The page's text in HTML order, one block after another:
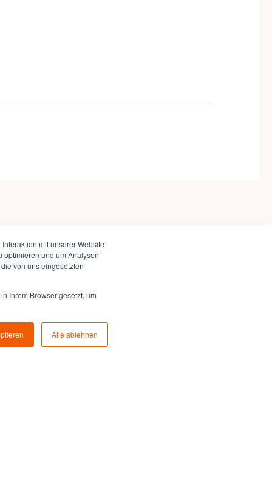
mit unserer Website
optimieren und um Analysen
von uns eingesetzten
Ihrem Browser gesetzt, um
Alle ablehnen